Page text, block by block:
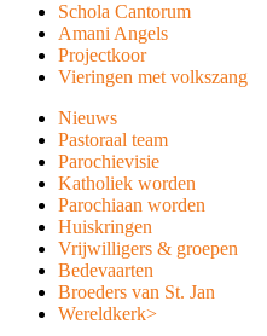
Schola Cantorum
Amani Angels
Projectkoor
Vieringen met volkszang
Nieuws
Pastoraal team
Parochievisie
Katholiek worden
Parochiaan worden
Huiskringen
Vrijwilligers & groepen
Bedevaarten
Broeders van St. Jan
Wereldkerk>